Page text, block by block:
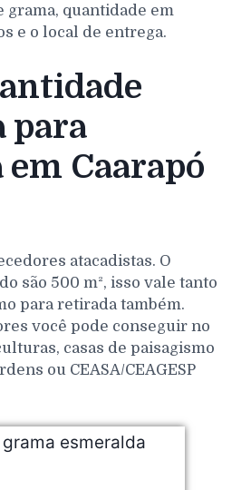
grama, quantidade em
e o local de entrega.
para
Caarapó
atacadistas. O
são 500 m², isso vale tanto
para retirada também.
você pode conseguir no
casas de paisagismo
ou CEASA/CEAGESP